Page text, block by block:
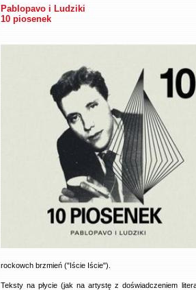
Pablopavo i Ludziki
10 piosenek
rockowch brzmień ("Iście Iście").
Teksty na płycie (jak na artystę z doświadczeniem